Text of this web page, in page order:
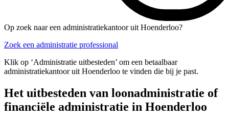
Op zoek naar een administratiekantoor uit Hoenderloo?
Zoek een administratie professional
Klik op ‘Administratie uitbesteden’ om een betaalbaar
administratiekantoor uit Hoenderloo te vinden die bij je past.
Het uitbesteden van loonadministratie of
financiële administratie in Hoenderloo